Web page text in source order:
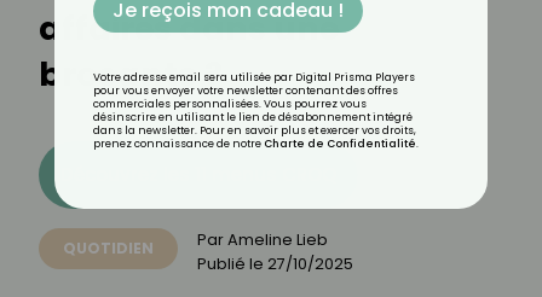
affaires dans une
brocante ?
QUOTIDIEN ParAmeline Lieb
Publié le 27/10/2025
Je reçois mon cadeau !
Votre adresse email sera utilisée par Digital Prisma Players
pour vous envoyer votre newsletter contenant des offres
commerciales personnalisées. Vous pourrez vous
désinscrire en utilisant le lien de désabonnement intégré
dans la newsletter. Pour en savoir plus et exercer vos droits,
prenez connaissance de notre Charte de Confidentialité.